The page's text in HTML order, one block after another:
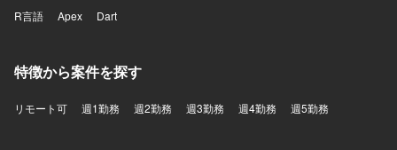
R言語
Apex Dart
特徴から案件を探す
リモート可 週1勤務 週2勤務 週3勤務 週4勤務 週5勤務